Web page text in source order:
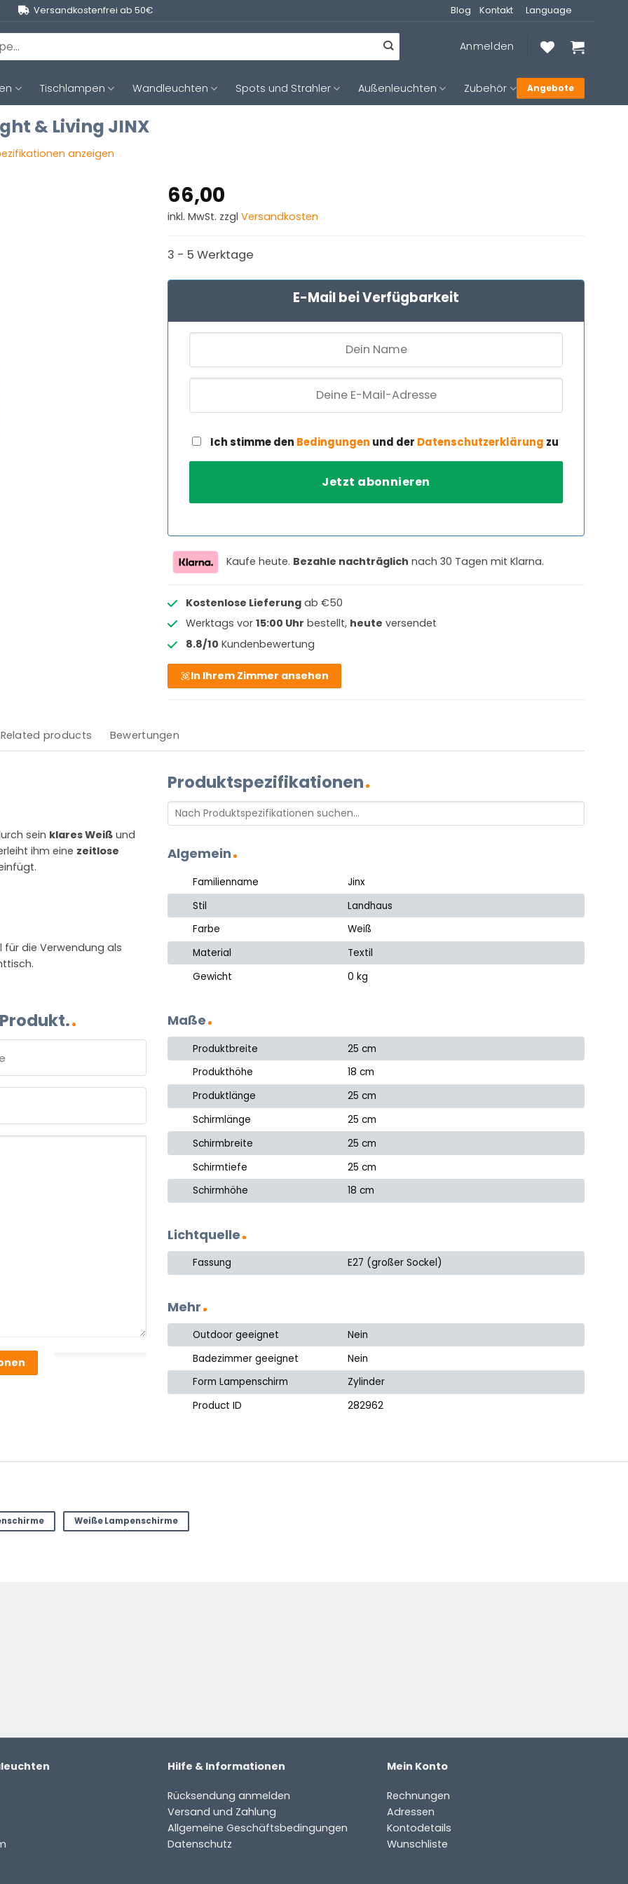
Versandkostenfrei ab 50€ Blog Kontakt Language
Anmelden
Tischlampen Wandleuchten Spots und Strahler Außenleuchten Zubehör Angebote
& Living JINX
anzeigen
66,00
inkl. MwSt. zzgl Versandkosten
3 - 5 Werktage
E-Mail bei Verfügbarkeit
Ich stimme den Bedingungen und der Datenschutzerklärung zu
Kaufe heute. Bezahle nachträglich nach 30 Tagen mit Klarna.
Kostenlose Lieferungab €50
Werktags vor 15:00 Uhr bestellt, heute versendet
8.8/10 Kundenbewertung
In Ihrem Zimmer ansehen
Related products Bewertungen
sein klares Weiß und
ihm eine zeitlose
für die Verwendung als
Produktspezifikationen
Algemein
Familienname
Jinx
Stil
Landhaus
Farbe
Weiß
Material
Textil
Gewicht
0 kg
Maße
Produktbreite
25 cm
Produkthöhe
18 cm
Produktlänge
25 cm
Schirmlänge
25 cm
Schirmbreite
25 cm
Schirmtiefe
25 cm
Schirmhöhe
18 cm
Lichtquelle
Fassung E27 (großer Sockel)
Mehr
Outdoor geeignet
Nein
Badezimmer geeignet
Nein
Form Lampenschirm
Zylinder
Product ID
282962
Weiße Lampenschirme
Hilfe & Informationen
Rücksendung anmelden
Versand und Zahlung
Allgemeine Geschäftsbedingungen
Datenschutz
Mein Konto
Rechnungen
Adressen
Kontodetails
Wunschliste